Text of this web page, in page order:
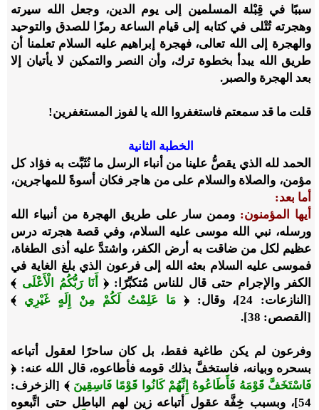
سببًا في قِبْلة المسلمين إلى يوم الدين، وجعل الله سيرته
وهجرته تُتْلى في كتابه إلى قيام الساعة رمزًا للصدق والتوحيد
والهجرة إلى الله تعالى، فهجرة إبراهيم عليه السلام تعلمنا أن
طريق الله يبدأ بخطوة ترك، وأن النصر والتمكين لا يأتيان إلا
بعد الهجرة والصبر.
قلت ما قد سمعتم فاستغفروا الله يا لفوز المستغفرين!
الخطبة الثانية
الحمد لله الذي يقصُّ علينا من أنباء الرسل ما نُثَبِّت به فؤاد كل
مؤمن، والصلاة والسلام على من هاجر فكان أسوةً للمهاجرين،
أما بعد:
أيها المؤمنون: وممن سار على طريق الهجرة من أنبياء الله
ورسله، نبي الله موسى عليه السلام، وفي قصة هجرته درس
عظيم لكل من ضاقت به أرض الكفر، واشتدَّ عليه أذى الطغاة،
فموسى عليه السلام بعثه الله إلى فرعون الذي بلغ الغاية في
الكفر والإجرام حتى قال للناس مُتكبِّرًا: ﴿ أَنَا رَبُّكُمُ الْأَعْلَى ﴾
[النازعات: 24]، وقال: ﴿
مَا عَلِمْتُ لَكُمْ مِنْ إِلَهٍ غَيْرِي ﴾
[القصص: 38].
وفرعون لم يكن طاغية فقط، بل كان ساحرًا لعقول أتباعه
بسحره وبيانه، فاستخفَّ بذلك قومه فأطاعوه، قال الله عنه: ﴿
فَاسْتَخَفَّ قَوْمَهُ فَأَطَاعُوهُ إِنَّهُمْ كَانُوا قَوْمًا فَاسِقِينَ ﴾ [الزخرف:
54]، وبسبب خِفَّة عقول أتباعه زين لهم الباطل حتى اتَّبعوه